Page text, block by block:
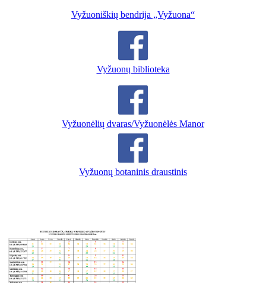
Vyžuoniškių bendrija „Vyžuona“
Vyžuonų biblioteka
Vyžuonėlių dvaras/Vyžuonėlės Manor
Vyžuonų botaninis draustinis